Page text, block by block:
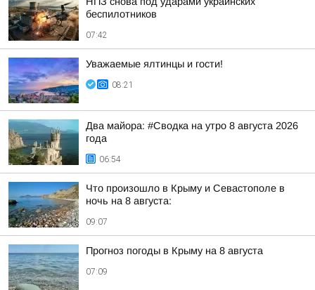
беспилотников
07:42
Уважаемые ялтинцы и гости!
08:21
Два майора: #Сводка на утро 8 августа 2026
года
06:54
Что произошло в Крыму и Севастополе в
ночь на 8 августа:
09:07
Прогноз погоды в Крыму на 8 августа
07:09